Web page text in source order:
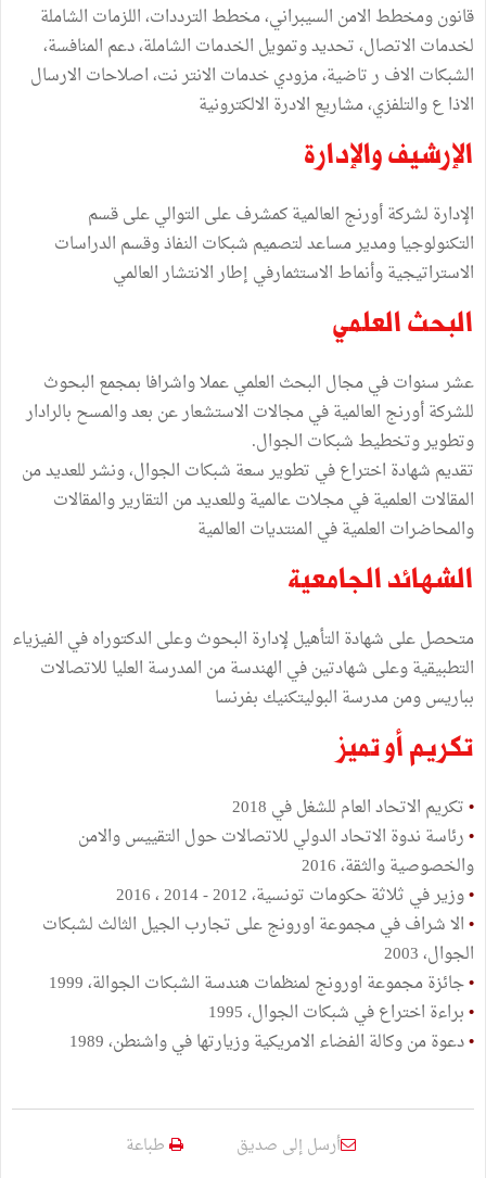
قانون ومخطط الامن السيبراني، مخطط الترددات، اللزمات الشاملة
لخدمات الاتصال، تحديد وتمويل الخدمات الشاملة، دعم المنافسة،
الشبكات الاف ر تاضية، مزودي خدمات الانتر نت، اصلاحات الارسال
الاذا ع والتلفزي، مشاريع الادرة الالكترونية
الإرشيف والإدارة
الإدارة لشركة أورنج العالمية كمشرف على التوالي على قسم
التكنولوجيا ومدير مساعد لتصميم شبكات النفاذ وقسم الدراسات
الاستراتيجية وأنماط الاستثمارفي إطار الانتشار العالمي
البحث العلمي
عشر سنوات في مجال البحث العلمي عملا واشرافا بمجمع البحوث
للشركة أورنج العالمية في مجالات الاستشعار عن بعد والمسح بالرادار
وتطوير وتخطيط شبكات الجوال.
تقديم شهادة اختراع في تطوير سعة شبكات الجوال، ونشر للعديد من
المقالات العلمية في مجلات عالمية وللعديد من التقارير والمقالات
والمحاضرات العلمية في المنتديات العالمية
الشهائد الجامعية
متحصل على شهادة التأهيل لإدارة البحوث وعلى الدكتوراه في الفيزياء
التطبيقية وعلى شهادتين في الهندسة من المدرسة العليا للاتصالات
بباريس ومن مدرسة البوليتكنيك بفرنسا
تكريم أو تميز
•تكريم الاتحاد العام للشغل في 2018
•رئاسة ندوة الاتحاد الدولي للاتصالات حول التقييس والامن
والخصوصية والثقة، 2016
•وزير في ثلاثة حكومات تونسية، 2012 - 2014 ، 2016
•الا شراف في مجموعة اورونج على تجارب الجيل الثالث لشبكات
الجوال، 2003
•جائزة مجموعة اورونج لمنظمات هندسة الشبكات الجوالة، 1999
•براءة اختراع في شبكات الجوال، 1995
•دعوة من وكالة الفضاء الامريكية وزيارتها في واشنطن، 1989
أرسل إلى صديق طباعة